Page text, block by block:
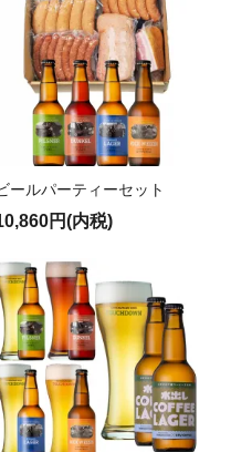
ールパーティーセット
円(内税)